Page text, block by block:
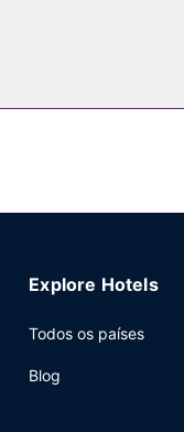
comodidades
Explore Hotels
Todos os países
Blog